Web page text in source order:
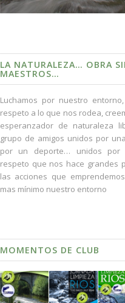
LA NATURALEZA… OBRA
MAESTROS…
Luchamos por nuestro
respeto a lo que nos rodea,
esperanzador de naturaleza
grupo de amigos unidos por
por un deporte… unidos por
respeto que nos hace grandes
las acciones que
mas mínimo nuestro entorno
MOMENTOS DE CLUB